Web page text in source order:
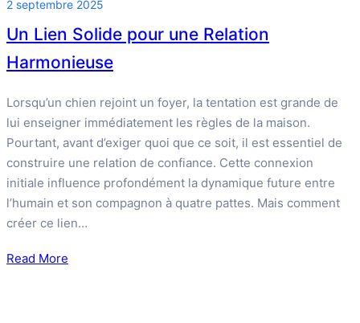
2 septembre 2025
Un Lien Solide pour une Relation
Harmonieuse
Lorsqu’un chien rejoint un foyer, la tentation est grande de
lui enseigner immédiatement les règles de la maison.
Pourtant, avant d’exiger quoi que ce soit, il est essentiel de
construire une relation de confiance. Cette connexion
initiale influence profondément la dynamique future entre
l’humain et son compagnon à quatre pattes. Mais comment
créer ce lien…
Read More